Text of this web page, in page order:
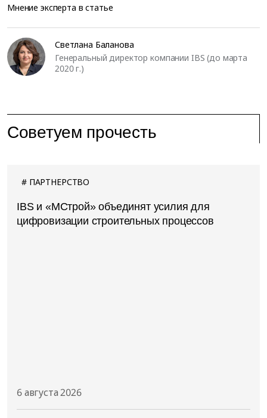
Мнение эксперта в статье
Светлана Баланова
Генеральный директор компании IBS (до марта
2020 г.)
Советуем прочесть
ПАРТНЕРСТВО
IBS и «МСтрой» объединят усилия для
цифровизации строительных процессов
6 августа 2026